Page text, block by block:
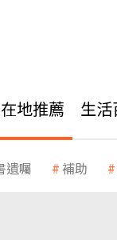
在地推薦 生活
遺囑 補助